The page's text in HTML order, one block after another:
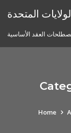
المتحدة
العقد الأساسية
Home